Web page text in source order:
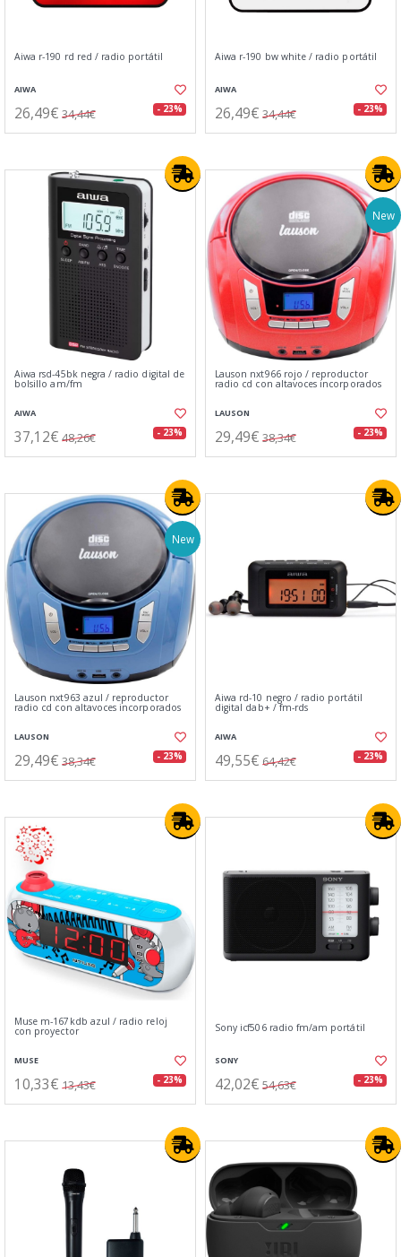
Aiwa r-190 rd red / radio portátil
AIWA
26,49€ 34,44€ - 23%
Aiwa r-190 bw white / radio portátil
AIWA
26,49€ 34,44€ - 23%
Aiwa rsd-45bk negra / radio digital de
bolsillo am/fm
AIWA
37,12€ 48,26€ - 23%
New
Lauson nxt966 rojo / reproductor
radio cd con altavoces incorporados
LAUSON
29,49€ 38,34€ - 23%
New
Lauson nxt963 azul / reproductor
radio cd con altavoces incorporados
LAUSON
29,49€ 38,34€ - 23%
Aiwa rd-10 negro / radio portátil
digital dab+ / fm-rds
AIWA
49,55€ 64,42€ - 23%
Muse m-167kdb azul / radio reloj
con proyector
MUSE
10,33€ 13,43€ - 23%
Sony icf506 radio fm/am portátil
SONY
42,02€ 54,63€ - 23%